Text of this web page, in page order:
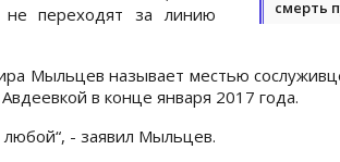
смерть
не переходят за линию
Мыльцев называет местью
в конце января 2017 года.
- заявил Мыльцев.